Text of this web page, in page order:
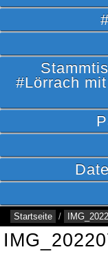
#Lörrach
Startseite /